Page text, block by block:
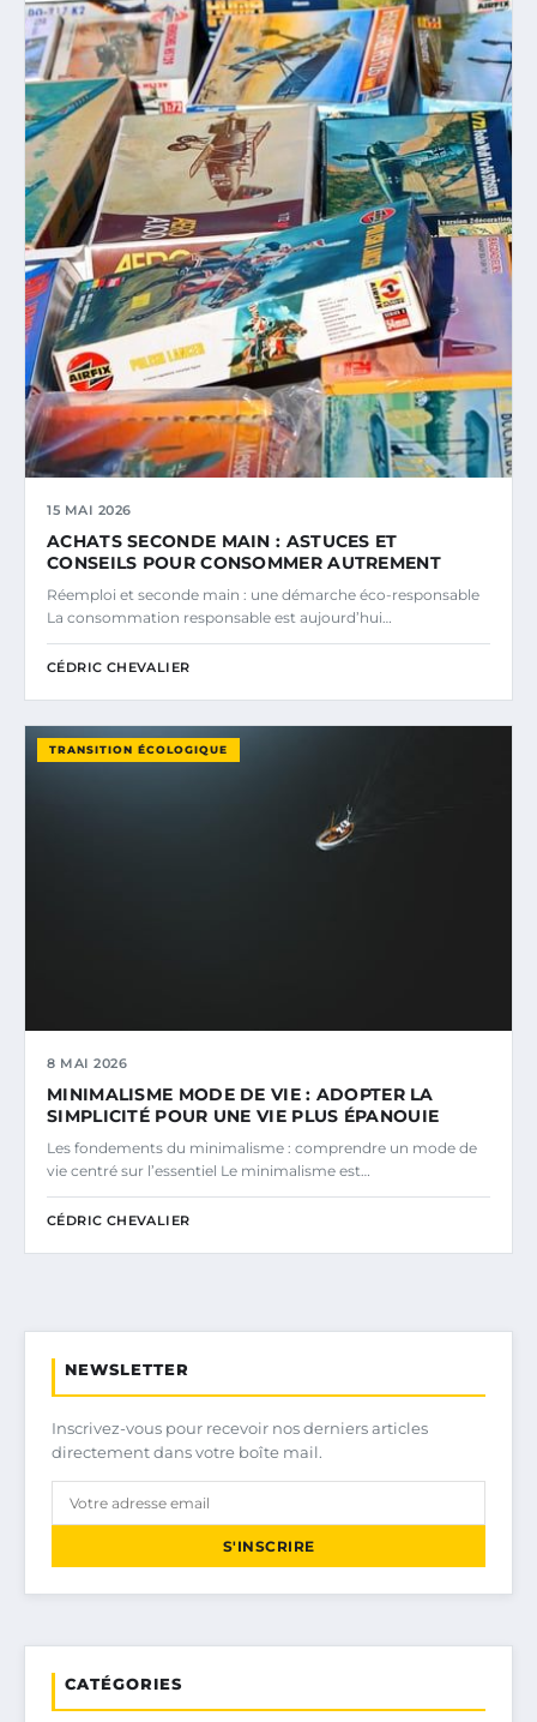
15 MAI 2026
ACHATS SECONDE MAIN : ASTUCES ET
CONSEILS POUR CONSOMMER AUTREMENT
Réemploi et seconde main : une démarche éco-responsable
La consommation responsable est aujourd’hui…
CÉDRIC CHEVALIER
TRANSITION ÉCOLOGIQUE
8 MAI 2026
MINIMALISME MODE DE VIE : ADOPTER LA
SIMPLICITÉ POUR UNE VIE PLUS ÉPANOUIE
Les fondements du minimalisme : comprendre un mode de
vie centré sur l’essentiel Le minimalisme est…
CÉDRIC CHEVALIER
NEWSLETTER
Inscrivez-vous pour recevoir nos derniers articles
directement dans votre boîte mail.
S'INSCRIRE
CATÉGORIES